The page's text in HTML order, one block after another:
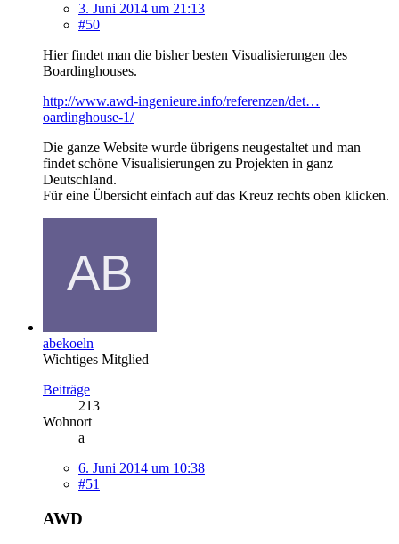
3. Juni 2014 um 21:13
#50
Hier findet man die bisher besten Visualisierungen des
Boardinghouses.
http://www.awd-ingenieure.info/referenzen/det…
oardinghouse-1/
Die ganze Website wurde übrigens neugestaltet und man
findet schöne Visualisierungen zu Projekten in ganz
Deutschland.
Für eine Übersicht einfach auf das Kreuz rechts oben klicken.
abekoeln
Wichtiges Mitglied
Beiträge
213
Wohnort
a
6. Juni 2014 um 10:38
#51
AWD